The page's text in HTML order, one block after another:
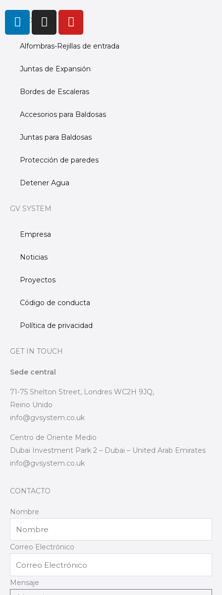
PRODUCTS
Alfombras-Rejillas de entrada
Juntas de Expansión
Bordes de Escaleras
Accesorios para Baldosas
Juntas para Baldosas
Protección de paredes
Detener Agua
GV SYSTEM
Empresa
Noticias
Proyectos
Código de conducta
Política de privacidad
GET IN TOUCH
Sede central
71-75 Shelton Street, Londres WC2H 9JQ,
Reino Unido
info@gvsystem.co.uk
Centro de Oriente Medio
Dubai Investment Park 2 – Dubai – United Arab Emirates
info@gvsystem.co.uk
CONTACTO
Nombre
Correo Electrónico
Mensaje
L
i
n
k
e
I
n
t
a
r
m
Y
o
u
t
u
e